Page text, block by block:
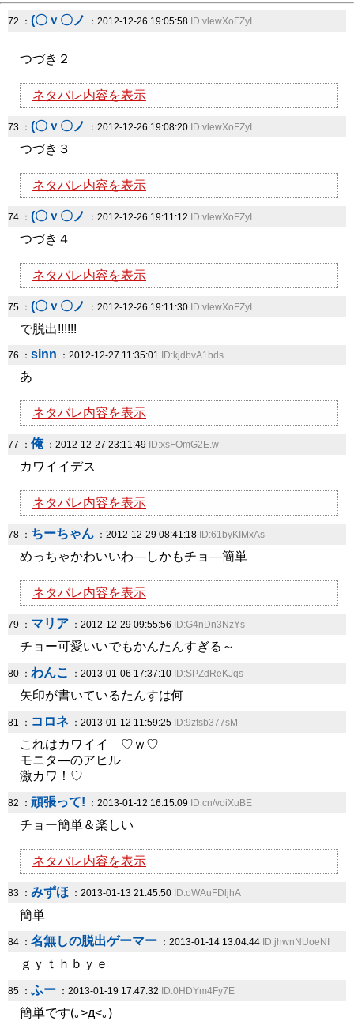
72 ： (〇ｖ〇ノ ：2012-12-26 19:05:58 ID:vlewXoFZyI
つづき２
ネタバレ内容を表示
73 ： (〇ｖ〇ノ ：2012-12-26 19:08:20 ID:vlewXoFZyI
つづき３
ネタバレ内容を表示
74 ： (〇ｖ〇ノ ：2012-12-26 19:11:12 ID:vlewXoFZyI
つづき４
ネタバレ内容を表示
75 ： (〇ｖ〇ノ ：2012-12-26 19:11:30 ID:vlewXoFZyI
で脱出!!!!!!
76 ： sinn ：2012-12-27 11:35:01 ID:kjdbvA1bds
あ
ネタバレ内容を表示
77 ： 俺：2012-12-27 23:11:49 ID:xsFOmG2E.w
カワイイデス
ネタバレ内容を表示
78 ： ちーちゃん ：2012-12-29 08:41:18 ID:61byKIMxAs
めっちゃかわいいわ―しかもチョ―簡単
ネタバレ内容を表示
79 ： マリア ：2012-12-29 09:55:56 ID:G4nDn3NzYs
チョー可愛いいでもかんたんすぎる～
80 ： わんこ ：2013-01-06 17:37:10 ID:SPZdReKJqs
矢印が書いているたんすは何
81 ： コロネ ：2013-01-12 11:59:25 ID:9zfsb377sM
これはカワイイ ♡ｗ♡
モニタ―のアヒル
激カワ！♡
82 ： 頑張って! ：2013-01-12 16:15:09 ID:cn/voiXuBE
チョー簡単＆楽しい
ネタバレ内容を表示
83 ： みずほ ：2013-01-13 21:45:50 ID:oWAuFDljhA
簡単
84 ： 名無しの脱出ゲーマー ：2013-01-14 13:04:44 ID:jhwnNUoeNI
ｇｙｔｈｂｙｅ
85 ： ふー ：2013-01-19 17:47:32 ID:0HDYm4Fy7E
簡単です(｡>д<｡)ゞ